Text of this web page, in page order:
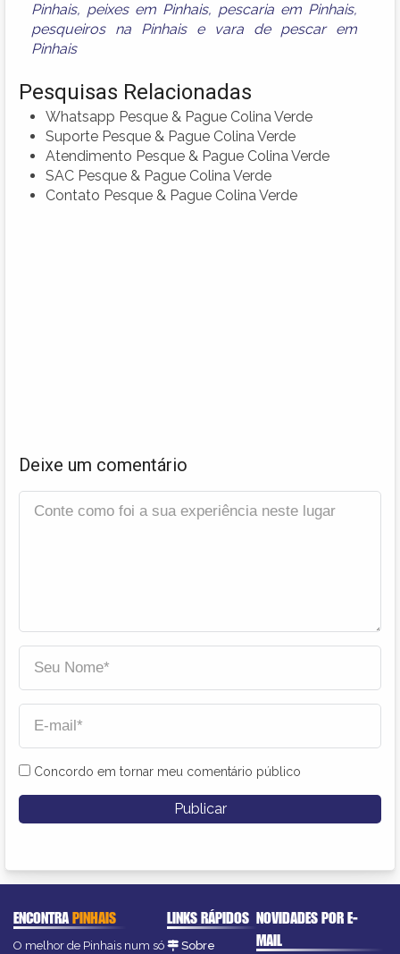
Pinhais, peixes em Pinhais, pescaria em Pinhais,
pesqueiros na Pinhaise vara de pescar em
Pinhais
Pesquisas Relacionadas
Whatsapp Pesque & Pague Colina Verde
Suporte Pesque & Pague Colina Verde
Atendimento Pesque & Pague Colina Verde
SAC Pesque & Pague Colina Verde
Contato Pesque & Pague Colina Verde
Deixe um comentário
Concordo em tornar meu comentário público
ENCONTRAPINHAIS
O melhor de Pinhais num só
LINKS RÁPIDOS
Sobre
NOVIDADES POR E-
MAIL